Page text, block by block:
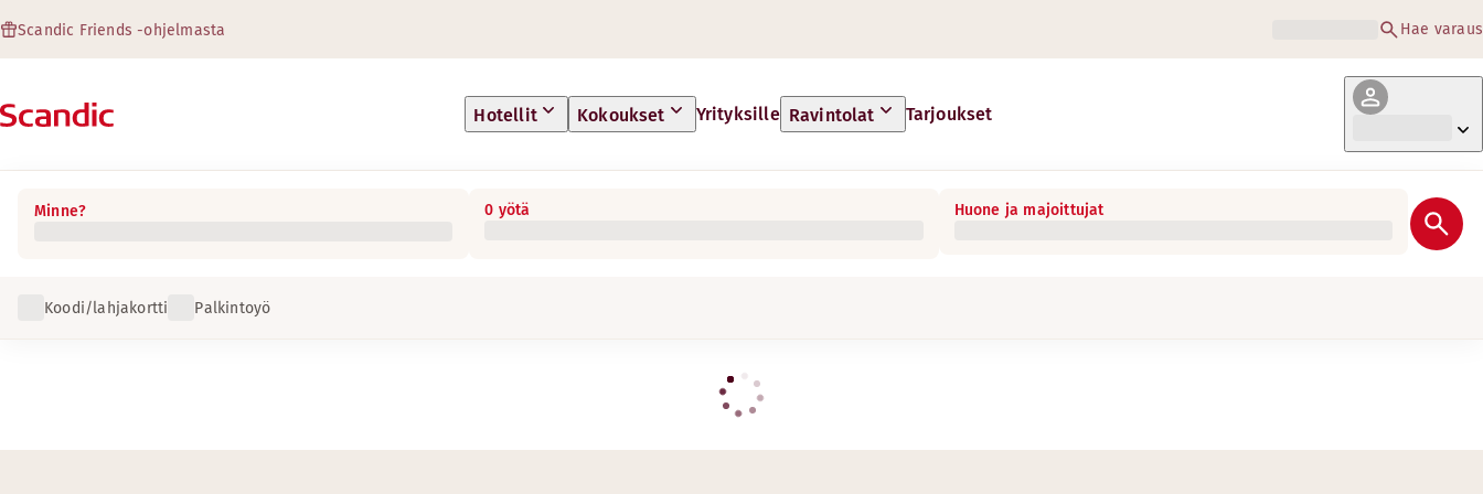
Scandic Friends -ohjelmasta Hae varaus
Hotellit Kokoukset Yrityksille Ravintolat Tarjoukset
Minne? 0 yötä Huone ja majoittujat
Koodi/lahjakortti Palkintoyö